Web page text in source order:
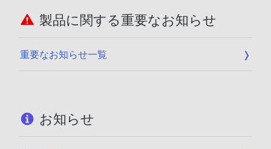
製品に関する重要なお知らせ
重要なお知らせ一覧
お知らせ